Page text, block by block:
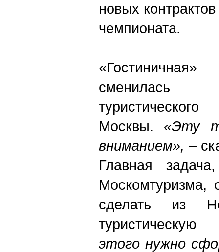
новых
чемпионата.
Москвы. «Эту
вниманием», –
Главная
Москомтуризма,
сделать из
этого нужно